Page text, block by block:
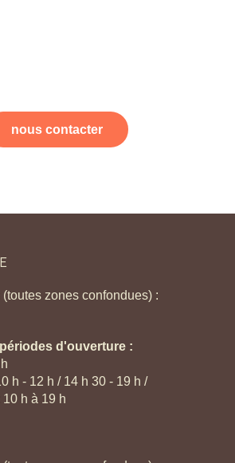
nous contacter
zones confondues) :
d'ouverture :
h - 12 h / 14 h 30 - 19 h /
h à 19 h